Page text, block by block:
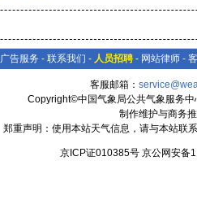
广告服务 - 联系我们 - 人员招聘 - 网站律师 -
客服邮箱：
Copyright©中国气象局公共气象服务
制作维护与商务
郑重声明：使用本站天气信息，请与本站联
京ICP证010385号 京公网安备